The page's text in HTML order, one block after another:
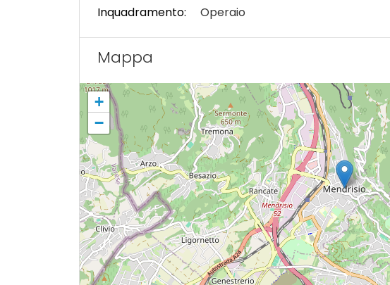
Inquadramento:
Operaio
Mappa
+
−